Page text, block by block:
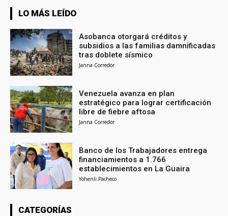
LO MÁS LEÍDO
Asobanca otorgará créditos y
subsidios a las familias damnificadas
tras doblete sísmico
Janna Corredor
Venezuela avanza en plan
estratégico para lograr certificación
libre de fiebre aftosa
Janna Corredor
Banco de los Trabajadores entrega
financiamientos a 1.766
establecimientos en La Guaira
Yohenli Pacheco
CATEGORÍAS